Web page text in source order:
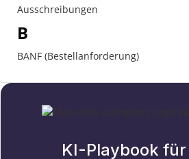
Ausschreibungen
B
BANF (Bestellanforderung)
Beschaffungsprozess
KI-Playbook für